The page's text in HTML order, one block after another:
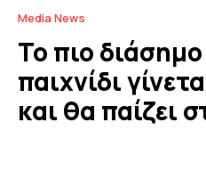
Media News
Το πιο
παιχνίδι
και θα παίζει